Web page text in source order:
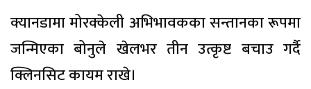
क्यानडामा मोरक्केली अभिभावकका सन्तानका रूपमा
जन्मिएका बोनुले खेलभर तीन उत्कृष्ट बचाउ गर्दै
क्लिनसिट कायम राखे।